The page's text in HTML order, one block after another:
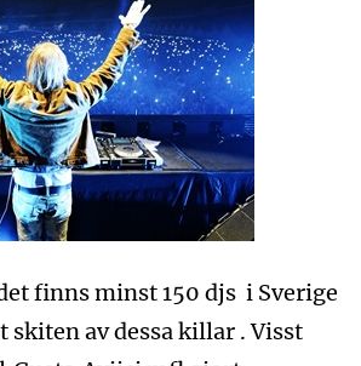
finns minst 150 djs i Sverige
skiten av dessa killar . Visst